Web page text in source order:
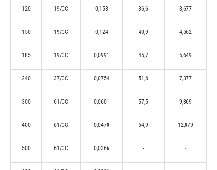
120 19/CC 0,153 36,6 3,677
150 19/CC 0,124 40,9 4,562
185 19/CC 0,0991 45,7 5,649
240 37/CC 0,0754 51,6 7,377
300 61/CC 0,0601 57,5 9,369
400 61/CC 0,0470 64,9 12,079
500 61/CC 0,0366 - -